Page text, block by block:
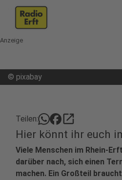
Anzeige
© pixabay
Teilen: open_in_new
Hier könnt ihr euch
Viele Menschen im Rhein-
darüber nach, sich einen
machen. Ein Großteil